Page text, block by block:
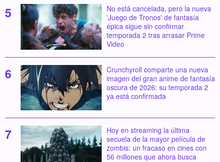
No está cancelada, pero la nueva
'Juego de Tronos' de fantasía
épica sigue sin confirmar
temporada 2 tras arrasar Prime
Video
Crunchyroll comparte una nueva
imagen del gran anime de fantasía
oscura de 2026: su temporada 2
ya está confirmada
Hoy en streaming la última
secuela de la mayor película de
zombis: un fracaso en cines con
56 millones que ahora busca